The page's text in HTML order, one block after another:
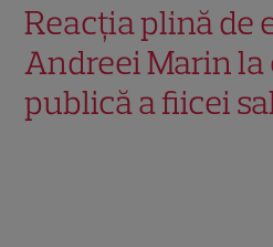
Reacția plină de
Andreei Marin
publică a fiicei